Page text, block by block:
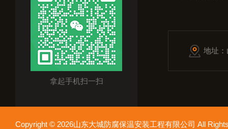
拿起手机扫一扫
地址
Copyright © 2026山东大城防腐保温安装工程有限公司 All